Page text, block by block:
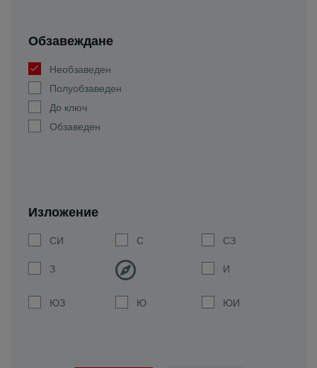
Обзавеждане
Необзаведен
Полуобзаведен
До ключ
Обзаведен
Изложение
СИ С СЗ
З И
ЮЗ Ю ЮИ